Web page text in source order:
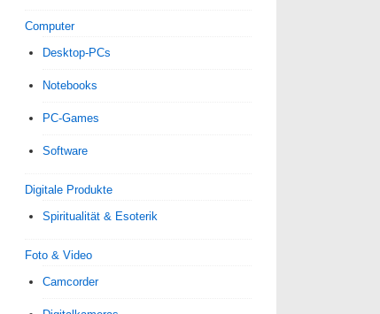
Computer
Desktop-PCs
Notebooks
PC-Games
Software
Digitale Produkte
Spiri­tua­lität & Esoterik
Foto & Video
Camcorder